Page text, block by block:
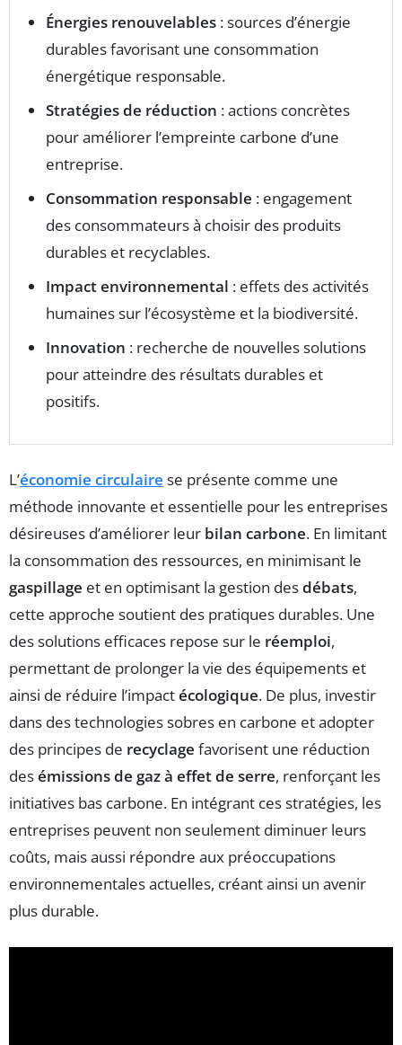
Énergies renouvelables : sources d’énergie
durables favorisant une consommation
énergétique responsable.
Stratégies de réduction : actions concrètes
pour améliorer l’empreinte carbone d’une
entreprise.
Consommation responsable : engagement
des consommateurs à choisir des produits
durables et recyclables.
Impact environnemental : effets des activités
humaines sur l’écosystème et la biodiversité.
Innovation : recherche de nouvelles solutions
pour atteindre des résultats durables et
positifs.
L’économie circulaire se présente comme une
méthode innovante et essentielle pour les entreprises
désireuses d’améliorer leur bilan carbone. En limitant
la consommation des ressources, en minimisant le
gaspillage et en optimisant la gestion desdébats,
cette approche soutient des pratiques durables. Une
des solutions efficaces repose sur le réemploi,
permettant de prolonger la vie des équipements et
ainsi de réduire l’impactécologique. De plus, investir
dans des technologies sobres en carbone et adopter
des principes de recyclage favorisent une réduction
desémissions de gaz à effet de serre, renforçant les
initiatives bas carbone. En intégrant ces stratégies, les
entreprises peuvent non seulement diminuer leurs
coûts, mais aussi répondre aux préoccupations
environnementales actuelles, créant ainsi un avenir
plus durable.